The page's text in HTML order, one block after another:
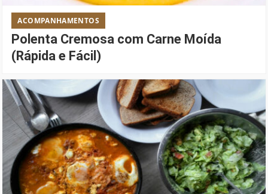
ACOMPANHAMENTOS
Polenta Cremosa com Carne Moída
(Rápida e Fácil)